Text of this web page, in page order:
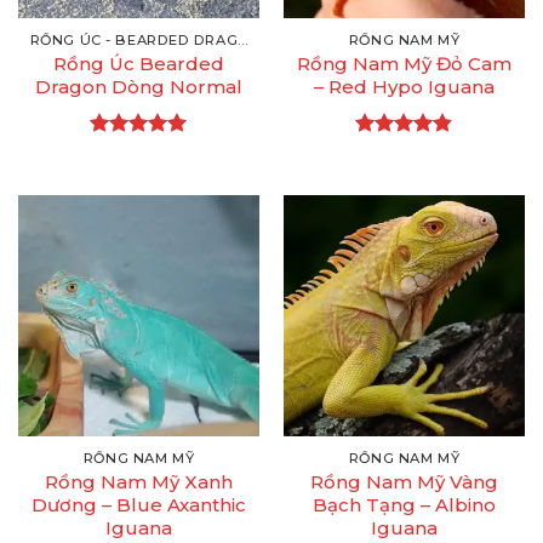
Rồng Úc Bearded
Dragon Dòng Normal
5 sao
RỒNG NAM MỸ
Rồng Nam Mỹ Đỏ Cam
– Red Hypo Iguana
5 sao
RỒNG NAM MỸ
Rồng Nam Mỹ Xanh
Dương – Blue Axanthic
Iguana
RỒNG NAM MỸ
Rồng Nam Mỹ Vàng
Bạch Tạng – Albino
Iguana